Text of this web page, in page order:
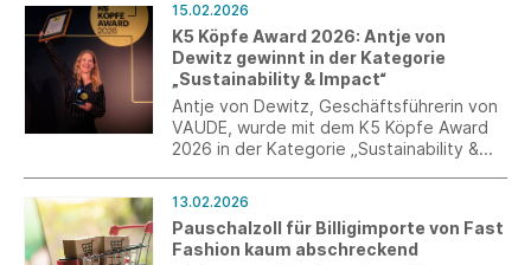
Mietwäschespezialisten Schwob AG und
der eidgenössischen Weberei Weseta
durchgeführt hat.
15.02.2026
K5 Köpfe Award 2026: Antje von
Dewitz gewinnt in der Kategorie
„Sustainability & Impact“
Antje von Dewitz, Geschäftsführerin von
VAUDE, wurde mit dem K5 Köpfe Award
2026 in der Kategorie „Sustainability &
Preisverleihung am 11. Februar in München
verliehen.
13.02.2026
Pauschalzoll für Billigimporte von Fast
Fashion kaum abschreckend